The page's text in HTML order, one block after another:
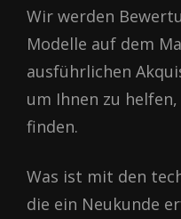
Wir werden
Modelle auf dem
ausführlichen
um Ihnen zu
finden.
Was ist mit den
die ein Neukunde